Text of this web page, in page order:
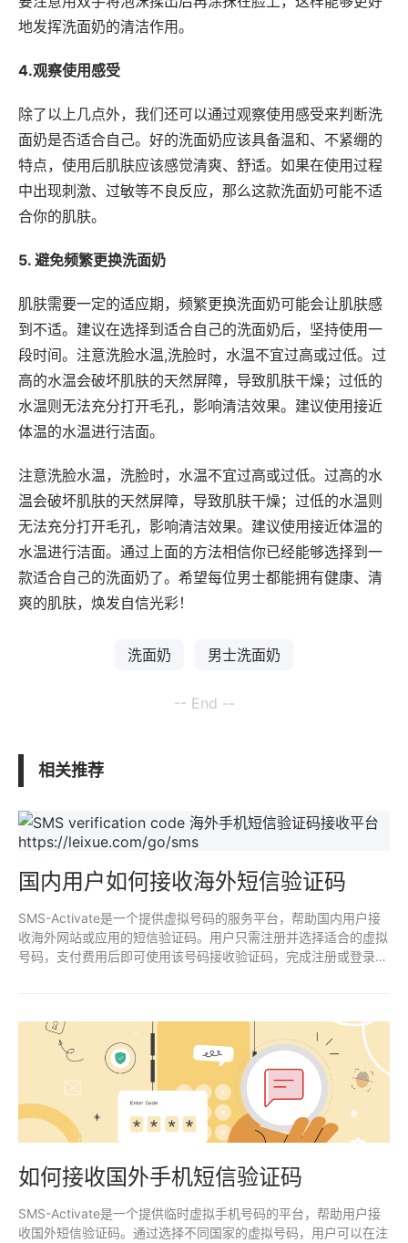
地发挥洗面奶的清洁作用。
4.观察使用感受
除了以上几点外，我们还可以通过观察使用感受来判断洗
面奶是否适合自己。好的洗面奶应该具备温和、不紧绷的
特点，使用后肌肤应该感觉清爽、舒适。如果在使用过程
中出现刺激、过敏等不良反应，那么这款洗面奶可能不适
合你的肌肤。
5. 避免频繁更换洗面奶
肌肤需要一定的适应期，频繁更换洗面奶可能会让肌肤感
到不适。建议在选择到适合自己的洗面奶后，坚持使用一
段时间。注意洗脸水温,洗脸时，水温不宜过高或过低。过
高的水温会破坏肌肤的天然屏障，导致肌肤干燥；过低的
水温则无法充分打开毛孔，影响清洁效果。建议使用接近
体温的水温进行洁面。
注意洗脸水温，洗脸时，水温不宜过高或过低。过高的水
温会破坏肌肤的天然屏障，导致肌肤干燥；过低的水温则
无法充分打开毛孔，影响清洁效果。建议使用接近体温的
水温进行洁面。通过上面的方法相信你已经能够选择到一
款适合自己的洗面奶了。希望每位男士都能拥有健康、清
爽的肌肤，焕发自信光彩！
洗面奶 男士洗面奶
-- End --
相关推荐
国内用户如何接收海外短信验证码
SMS-Activate是一个提供虚拟号码的服务平台，帮助国内用户接
收海外网站或应用的短信验证码。用户只需注册并选择适合的虚拟
号码，支付费用后即可使用该号码接收验证码，完成注册或登录操
如何接收国外手机短信验证码
SMS-Activate是一个提供临时虚拟手机号码的平台，帮助用户接
收国外短信验证码。通过选择不同国家的虚拟号码，用户可以在注